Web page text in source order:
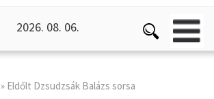
2026. 08. 06.
» Eldőlt Dzsudzsák Balázs sorsa